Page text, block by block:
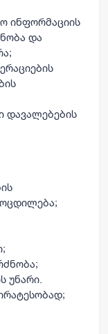
ინფორმაციის
და
დავალებების
უნარი.